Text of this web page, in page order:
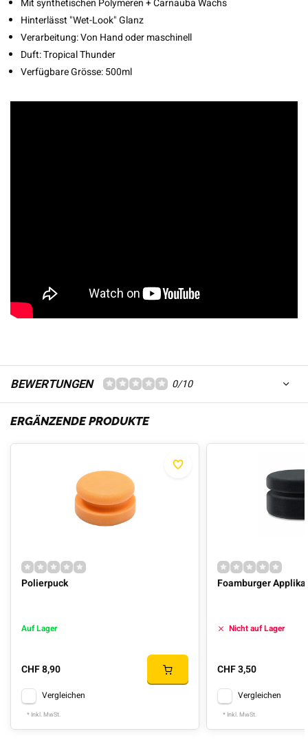
Mit synthetischen Polymeren + Carnauba Wachs
Hinterlässt "Wet-Look" Glanz
Verarbeitung: Von Hand oder maschinell
Duft: Tropical Thunder
Verfügbare Grösse: 500ml
BEWERTUNGEN 0/10
ERGÄNZENDE PRODUKTE
Polierpuck
Auf Lager
CHF 8,90
Vergleichen
* Inkl. MwSt.
Foamburger
Nicht auf Lager
CHF 3,50
Vergleichen
* Inkl. MwSt.